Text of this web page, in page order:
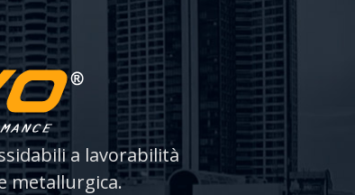
a lavorabilità
metallurgica.